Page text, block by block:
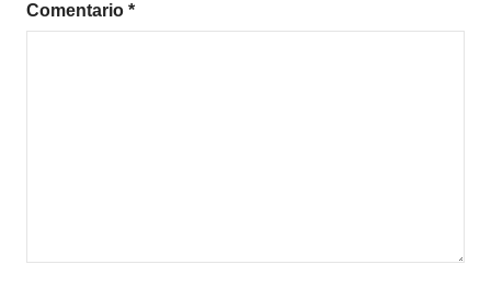
Comentario *